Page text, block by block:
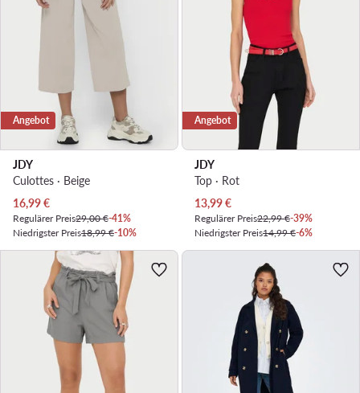
Angebot
JDY
Culottes · Beige
Aktueller Preis
16,99€
Regulärer Preis29,00 €-41%
Niedrigster Preis18,99 €-10%
Angebot
JDY
Top · Rot
Aktueller Preis
13,99€
Regulärer Preis22,99 €-39%
Niedrigster Preis14,99 €-6%